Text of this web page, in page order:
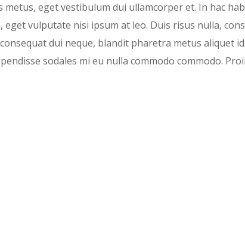
metus, eget vestibulum dui ullamcorper et. In hac
eget vulputate nisi ipsum at leo. Duis risus nulla,
dui neque, blandit pharetra metus aliquet
sodales mi eu nulla commodo commodo.